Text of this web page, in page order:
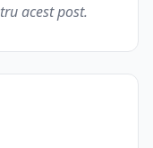
acest post.